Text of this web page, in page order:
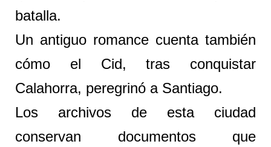
batalla.
Un antiguo romance cuenta también
cómo el Cid, tras conquistar
Calahorra, peregrinó a Santiago.
Los archivos de esta ciudad
conservan documentos que